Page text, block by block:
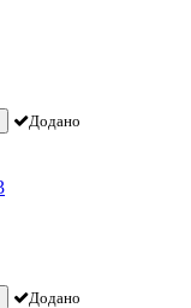
Додано
Додано